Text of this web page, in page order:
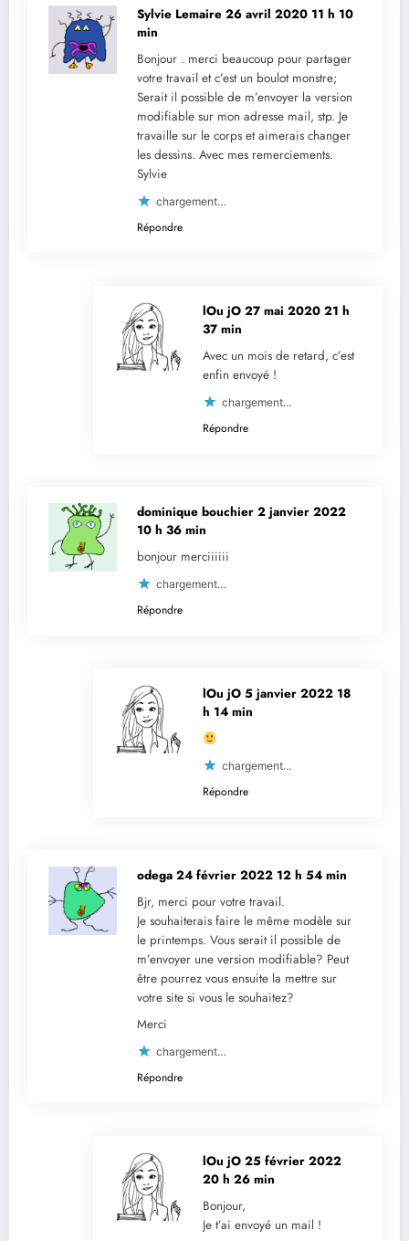
Sylvie Lemaire 26 avril 2020 11 h 10
min
Bonjour . merci beaucoup pour partager
votre travail et c’est un boulot monstre;
Serait il possible de m’envoyer la version
modifiable sur mon adresse mail, stp. Je
travaille sur le corps et aimerais changer
les dessins. Avec mes remerciements.
Sylvie
chargement…
Répondre
lOu jO 27 mai 2020 21 h
37 min
Avec un mois de retard, c’est
enfin envoyé !
chargement…
Répondre
dominique bouchier 2 janvier 2022
10 h 36 min
bonjour merciiiiii
chargement…
Répondre
lOu jO 5 janvier 2022 18
h 14 min
chargement…
Répondre
odega 24 février 2022 12 h 54 min
Bjr, merci pour votre travail.
Je souhaiterais faire le même modèle sur
le printemps. Vous serait il possible de
m’envoyer une version modifiable? Peut
être pourrez vous ensuite la mettre sur
votre site si vous le souhaitez?
Merci
chargement…
Répondre
lOu jO 25 février 2022
20 h 26 min
Bonjour,
Je t’ai envoyé un mail !